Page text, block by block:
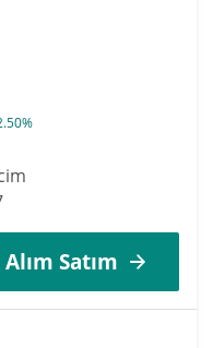
Alım Satım